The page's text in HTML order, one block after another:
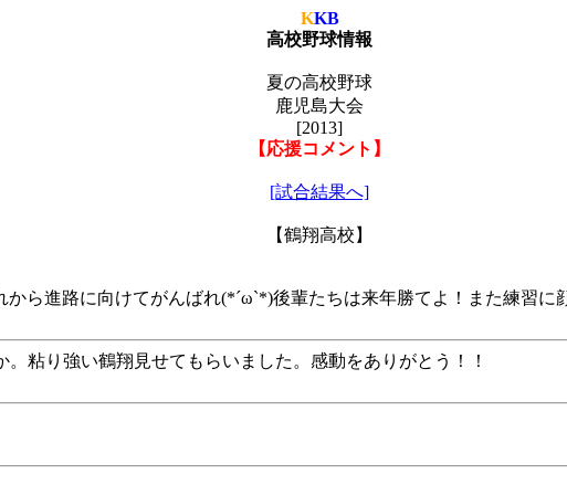
KKB
高校野球情報
夏の高校野球
鹿児島大会
[2013]
【応援コメント】
[試合結果へ]
【鶴翔高校】
ら進路に向けてがんばれ(*´ω`*)後輩たちは来年勝てよ！また練習に
粘り強い鶴翔見せてもらいました。感動をありがとう！！